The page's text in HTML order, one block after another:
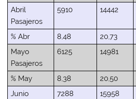
Abril
Pasajeros
5910 14442
% Abr 8,48 20,73
Mayo
Pasajeros
6125 14981
% May 8,38 20,50
Junio
7288 15958